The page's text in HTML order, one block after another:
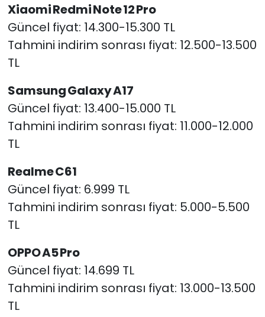
Xiaomi Redmi Note 12 Pro
Güncel fiyat: 14.300-15.300 TL
Tahmini indirim sonrası fiyat: 12.500-13.500
TL
Samsung Galaxy A17
Güncel fiyat: 13.400-15.000 TL
Tahmini indirim sonrası fiyat: 11.000-12.000
TL
Realme C61
Güncel fiyat: 6.999 TL
Tahmini indirim sonrası fiyat: 5.000-5.500
TL
OPPO A5 Pro
Güncel fiyat: 14.699 TL
Tahmini indirim sonrası fiyat: 13.000-13.500
TL